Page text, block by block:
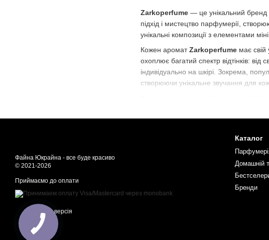
Zarkoperfume — це унікальний
підхід і мистецтво парфумерії,
унікальні композиції з елементами
Кожен ароматZarkoperfume має свій
охоплює багатий спектр відтінків:
індивідуально на шкірі. Зокрема,
створюючи унікальне звучання для
Файна Юкрайна - все буде красиво
© 2021-2026
Приймаємо до оплати
Мобільна версія
Каталог
Домашній
Бренди